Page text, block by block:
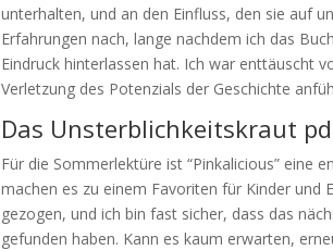
unterhalten, und an den Einfluss, den sie auf
Erfahrungen nach, lange nachdem ich das
Eindruck hinterlassen hat. Ich war enttäuscht
Verletzung des Potenzials der Geschichte
Das Unsterblichkeitskraut
Für die Sommerlektüre ist “Pinkalicious” eine
machen es zu einem Favoriten für Kinder und
gezogen, und ich bin fast sicher, dass das
gefunden haben. Kann es kaum erwarten,